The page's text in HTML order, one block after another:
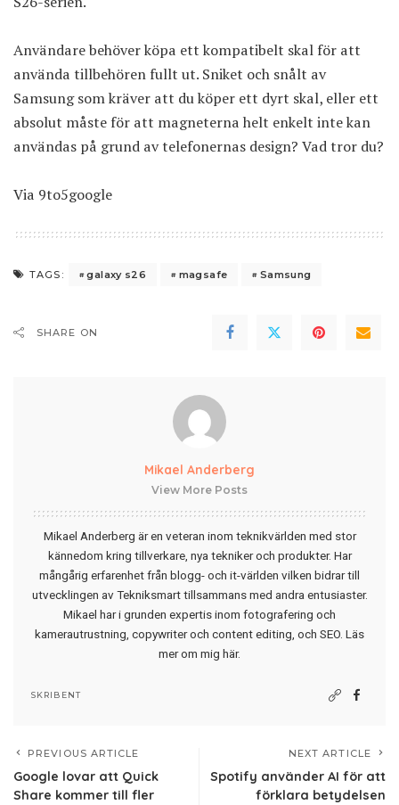
Användare behöver köpa ett kompatibelt skal för att
använda tillbehören fullt ut. Sniket och snålt av
Samsung som kräver att du köper ett dyrt skal, eller ett
absolut måste för att magneterna helt enkelt inte kan
användas på grund av telefonernas design? Vad tror du?
Via 9to5google
TAGS: galaxy s26 magsafe Samsung
SHARE ON
Mikael Anderberg
View More Posts
Mikael Anderberg är en veteran inom teknikvärlden med stor
kännedom kring tillverkare, nya tekniker och produkter. Har
mångårig erfarenhet från blogg- och it-världen vilken bidrar till
utvecklingen av Tekniksmart tillsammans med andra entusiaster.
Mikael har i grunden expertis inom fotografering och
kamerautrustning, copywriter och content editing, och SEO. Läs
mer om mig här.
SKRIBENT
PREVIOUS ARTICLE
Google lovar att Quick
Share kommer till fler
NEXT ARTICLE
Spotify använder AI för att
förklara betydelsen